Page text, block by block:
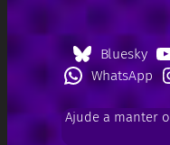
Bluesky
WhatsApp
Ajude a manter o